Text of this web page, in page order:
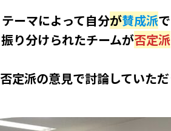
テーマによって自分が賛成派
振り分けられたチームが否定派
否定派の意見で討論していた